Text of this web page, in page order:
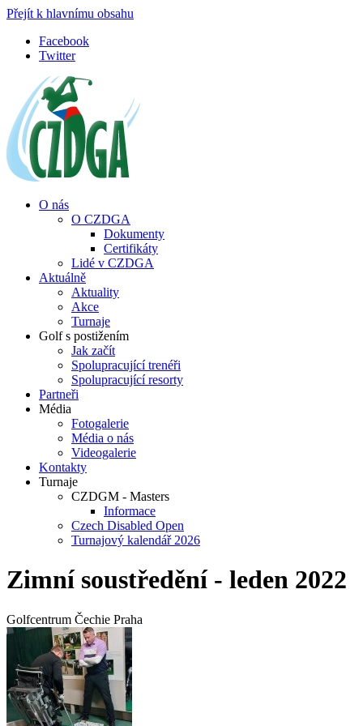
Přejít k hlavnímu obsahu
Facebook
Twitter
O nás
O CZDGA
Dokumenty
Certifikáty
Lidé v CZDGA
Aktuálně
Aktuality
Akce
Turnaje
Golf s postižením
Jak začít
Spolupracující trenéři
Spolupracující resorty
Partneři
Média
Fotogalerie
Média o nás
Videogalerie
Kontakty
Turnaje
CZDGM - Masters
Informace
Czech Disabled Open
Turnajový kalendář 2026
Zimní soustředění - leden 2022
Golfcentrum Čechie Praha